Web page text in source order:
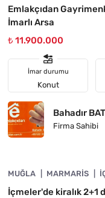
Emlakçıdan
İmarlı Arsa
₺ 11.900.000
İmar durumu
Konut
Bahadır
Firma Sahibi
ACIL
MUĞLA MARMARIS
İçmeler'de kiralık